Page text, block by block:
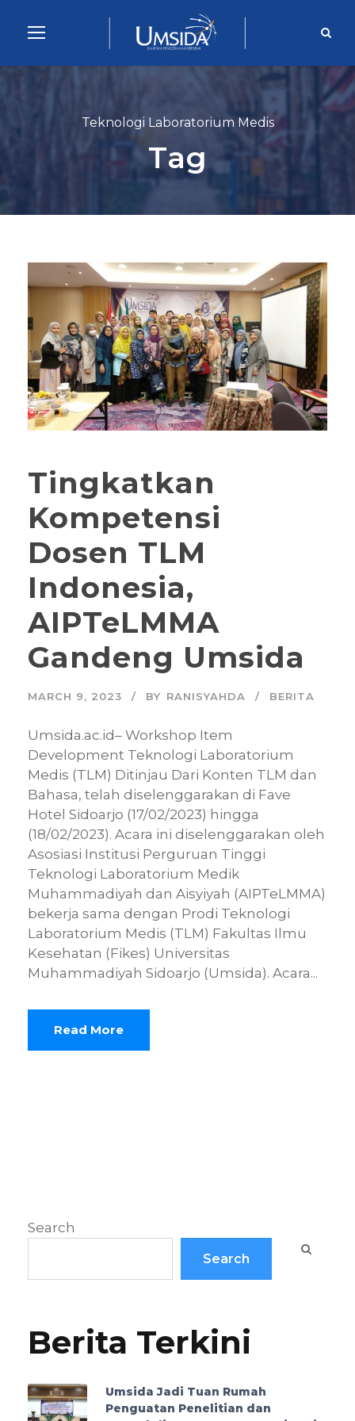
Teknologi Laboratorium Medis
Tag
Tingkatkan
Kompetensi
Dosen TLM
Indonesia,
AIPTeLMMA
Gandeng Umsida
MARCH 9, 2023 BY RANISYAHDA BERITA
Umsida.ac.id– Workshop Item
Development Teknologi Laboratorium
Medis (TLM) Ditinjau Dari Konten TLM dan
Bahasa, telah diselenggarakan di Fave
Hotel Sidoarjo (17/02/2023) hingga
(18/02/2023). Acara ini diselenggarakan oleh
Asosiasi Institusi Perguruan Tinggi
Teknologi Laboratorium Medik
Muhammadiyah dan Aisyiyah (AIPTeLMMA)
bekerja sama dengan Prodi Teknologi
Laboratorium Medis (TLM) Fakultas Ilmu
Kesehatan (Fikes) Universitas
Muhammadiyah Sidoarjo (Umsida). Acara...
Read More
Search
Search
Berita Terkini
Umsida Jadi Tuan Rumah
Penguatan Penelitian dan